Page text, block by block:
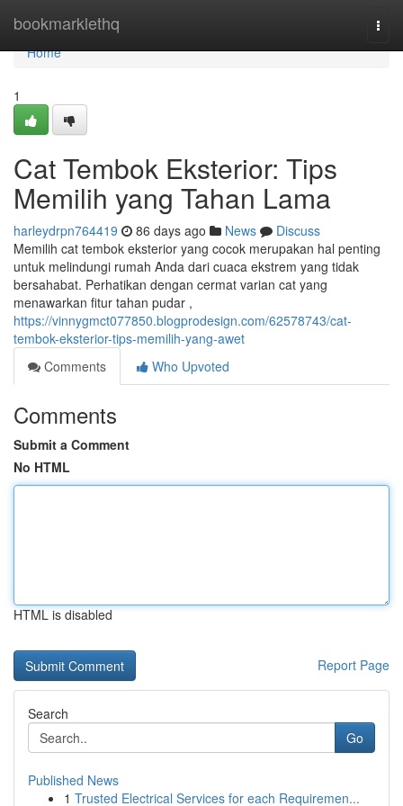
bookmarklethq
Home
Home
1
Cat Tembok Eksterior: Tips
Memilih yang Tahan Lama
harleydrpn764419 86 days ago News
Discuss
Memilih cat tembok eksterior yang cocok merupakan hal penting
untuk melindungi rumah Anda dari cuaca ekstrem yang tidak
bersahabat. Perhatikan dengan cermat varian cat yang
menawarkan fitur tahan pudar ,
https://vinnygmct077850.blogprodesign.com/62578743/cat-
tembok-eksterior-tips-memilih-yang-awet
Comments
Who Upvoted
Comments
Submit a Comment
No HTML
HTML is disabled
Report Page
Search
Go
Published News
1 Trusted Electrical Services for each Requiremen...